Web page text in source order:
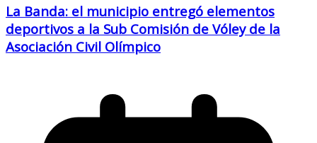
La Banda: el municipio entregó elementos
deportivos a la Sub Comisión de Vóley de la
Asociación Civil Olímpico